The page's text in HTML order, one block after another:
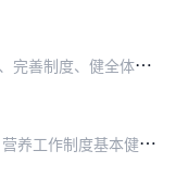
坚
持政府引导。注重统筹规划、整合资源、完善制度、健全体系，充分发挥市场在配置营养资源和提供服务中的作用，营造全社会共同参与国民营养健康工作的政策环境。
到
2020年，营养法规标准体系基本完善；营养工作制度基本健全，省、市、县营养工作体系逐步完善，基层营养工作得到加强；食物营养健康产业快速发展，传统食养服务日益丰…